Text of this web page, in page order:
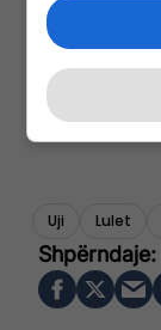
Uji Lulet